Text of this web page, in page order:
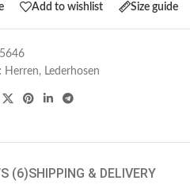
Add to wishlist Size guide
5646
Herren, Lederhosen
(6)SHIPPING & DELIVERY